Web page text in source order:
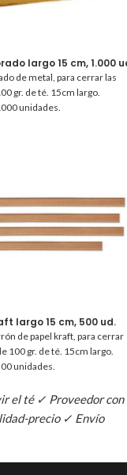
largo 15 cm, 1.000
de metal, para cerrar las
gr. de té. 15cm largo.
unidades.
largo 15 cm, 500 ud.
de papel kraft, para cerrar
100 gr. de té. 15cm largo.
unidades.
el té ✓ Proveedor con
precio ✓ Envío